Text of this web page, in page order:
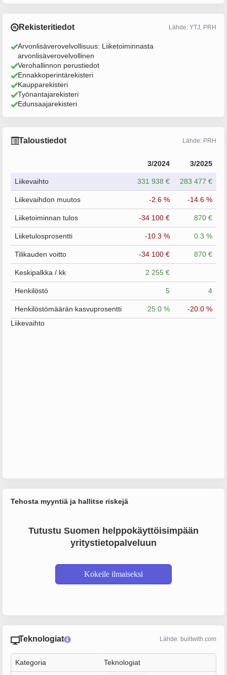
Rekisteritiedot Lähde: YTJ, PRH
Arvonlisäverovelvollisuus: Liiketoiminnasta
arvonlisäverovelvollinen
Verohallinnon perustiedot
Ennakkoperintärekisteri
Kaupparekisteri
Työnantajarekisteri
Edunsaajarekisteri
Taloustiedot Lähde: PRH
3/2024 3/2025
Liikevaihto 331 938 € 283 477 €
Liikevaihdon muutos -2.6 % -14.6 %
Liiketoiminnan tulos -34 100 € 870 €
Liiketulosprosentti -10.3 % 0.3 %
Tilikauden voitto -34 100 € 870 €
Keskipalkka / kk 2 255 €
Henkilöstö 5 4
Henkilöstömäärän kasvuprosentti 25.0 %
-20.0 %
Liikevaihto
Tehosta myyntiä ja hallitse riskejä
Tutustu Suomen helppokäyttöisimpään
yritystietopalveluun
Kokeile ilmaiseksi
Teknologiat Lähde: builtwith.com
Kategoria Teknologiat